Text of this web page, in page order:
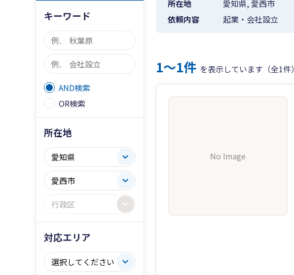
キーワード
AND検索
OR検索
所在地
対応エリア
所在地
愛知県, 愛西市
依頼内容
起業・会社設立
1〜1件 を表示しています（全1件）
No Image